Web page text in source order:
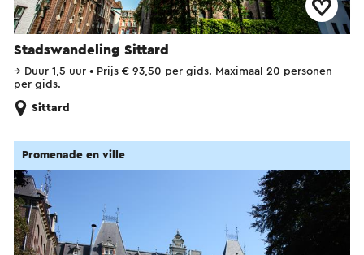
Stadswandeling Sittard
→ Duur 1,5 uur • Prijs € 93,50 per gids. Maximaal 20 personen
per gids.
Sittard
Promenade en ville